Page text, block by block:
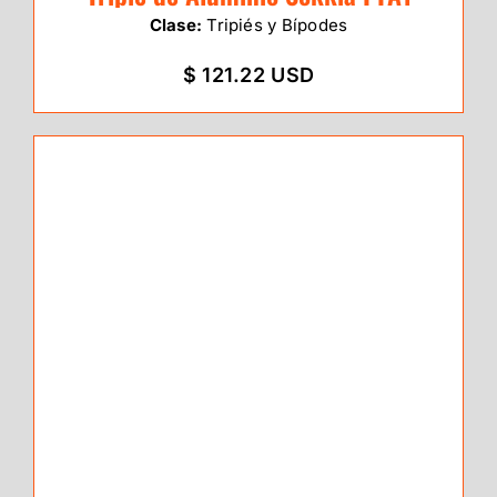
Clase: Tripiés y Bípodes
$ 121.22 USD